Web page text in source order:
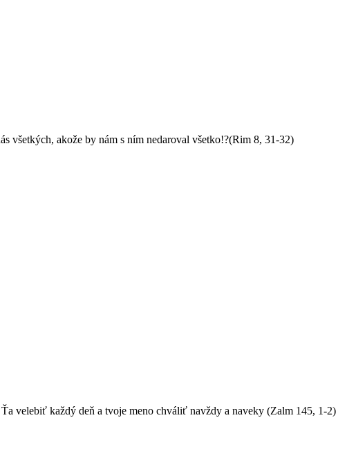
všetkých, akože by nám s ním nedaroval všetko!?(Rim 8, 31-32)
velebiť každý deň a tvoje meno chváliť navždy a naveky (Zalm 145, 1-2)